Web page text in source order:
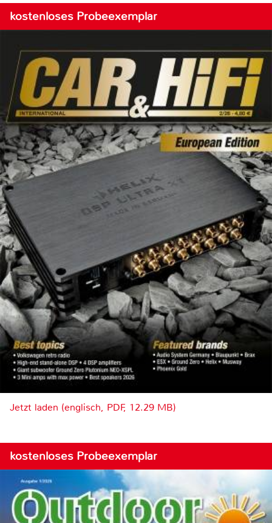
kostenloses Probeexemplar
Jetzt laden (englisch, PDF, 12.29 MB)
kostenloses Probeexemplar